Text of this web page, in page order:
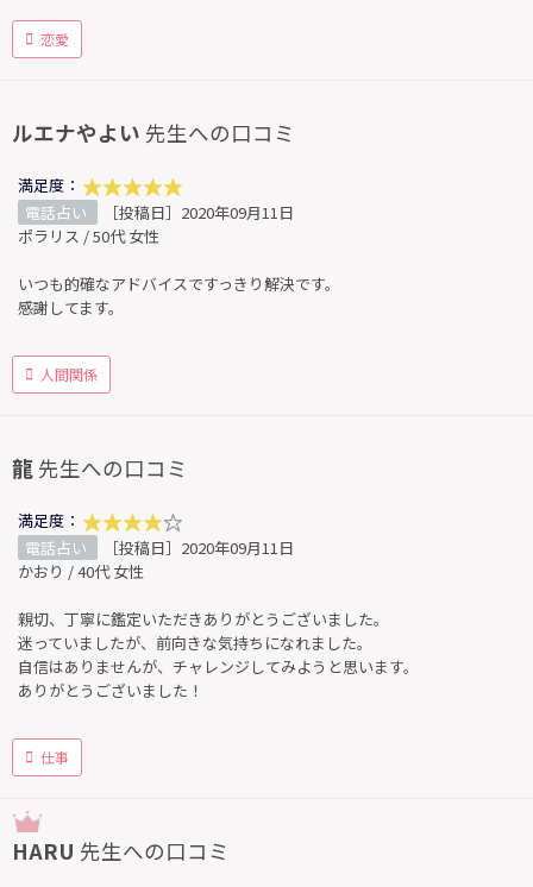
恋愛
ルエナやよい 先生への口コミ
満足度：
電話占い
［投稿日］2020年09月11日
ポラリス / 50代 女性
いつも的確なアドバイスですっきり解決です。
感謝してます。
人間関係
龍 先生への口コミ
満足度：
電話占い
［投稿日］2020年09月11日
かおり / 40代 女性
親切、丁寧に鑑定いただきありがとうございました。
迷っていましたが、前向きな気持ちになれました。
自信はありませんが、チャレンジしてみようと思います。
ありがとうございました！
仕事
HARU 先生への口コミ